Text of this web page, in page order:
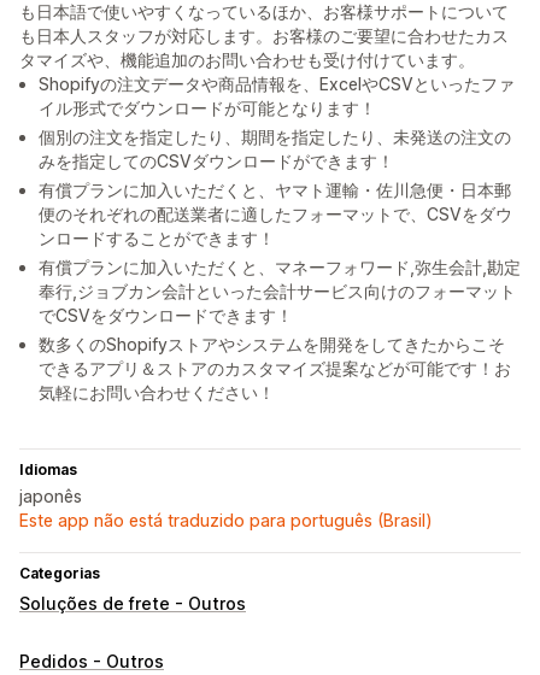
も日本語で使いやすくなっているほか、お客様サポートについて
も日本人スタッフが対応します。お客様のご要望に合わせたカス
タマイズや、機能追加のお問い合わせも受け付けています。
Shopifyの注文データや商品情報を、ExcelやCSVといったファ
イル形式でダウンロードが可能となります！
個別の注文を指定したり、期間を指定したり、未発送の注文の
みを指定してのCSVダウンロードができます！
有償プランに加入いただくと、ヤマト運輸・佐川急便・日本郵
便のそれぞれの配送業者に適したフォーマットで、CSVをダウ
ンロードすることができます！
有償プランに加入いただくと、マネーフォワード,弥生会計,勘定
奉行,ジョブカン会計といった会計サービス向けのフォーマット
でCSVをダウンロードできます！
数多くのShopifyストアやシステムを開発をしてきたからこそ
できるアプリ＆ストアのカスタマイズ提案などが可能です！お
気軽にお問い合わせください！
Idiomas
japonês
Este app não está traduzido para português (Brasil)
Categorias
Soluções de frete - Outros
Pedidos - Outros